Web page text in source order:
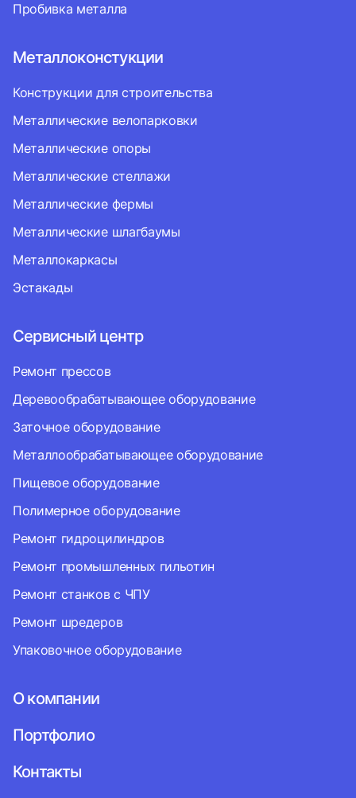
Пробивка металла
Металлоконстукции
Конструкции для строительства
Металлические велопарковки
Металлические опоры
Металлические стеллажи
Металлические фермы
Металлические шлагбаумы
Металлокаркасы
Эстакады
Сервисный центр
Ремонт прессов
Деревообрабатывающее оборудование
Заточное оборудование
Металлообрабатывающее оборудование
Пищевое оборудование
Полимерное оборудование
Ремонт гидроцилиндров
Ремонт промышленных гильотин
Ремонт станков с ЧПУ
Ремонт шредеров
Упаковочное оборудование
О компании
Портфолио
Контакты